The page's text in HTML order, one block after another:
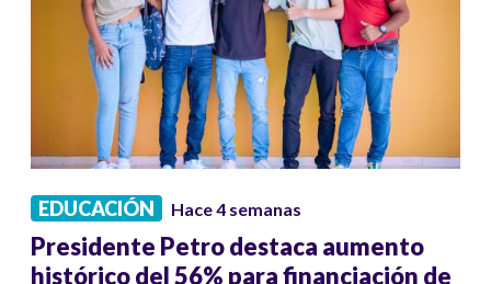
EDUCACIÓN Hace 4 semanas
Presidente Petro destaca aumento
histórico del 56% para financiación de